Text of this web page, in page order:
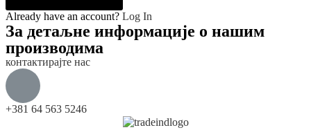
Already have an account? Log In
За детаљне информације о нашим
производима
контактирајте нас
+381 64 563 5246